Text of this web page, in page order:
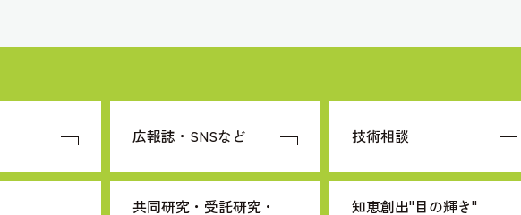
広報誌・SNSなど 技術相談
共同研究・受託研究・
知恵創出"目の輝き"